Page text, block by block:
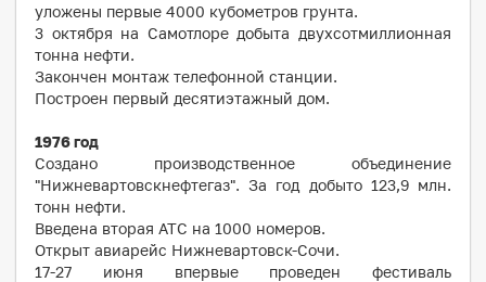
уложены первые 4000 кубометров грунта.
3 октября на Самотлоре добыта двухсотмиллионная
тонна нефти.
Закончен монтаж телефонной станции.
Построен первый десятиэтажный дом.
1976год
Создано производственное объединение
"Нижневартовскнефтегаз". За год добыто 123,9 млн.
тонн нефти.
Введена вторая АТС на 1000 номеров.
Открыт авиарейс Нижневартовск-Сочи.
17-27 июня впервые проведен фестиваль